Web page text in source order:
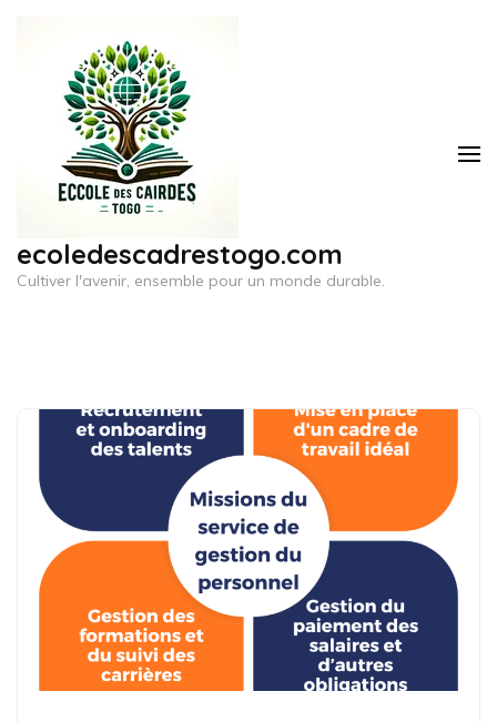
contenu
(Pressez
ecoledescadrestogo.com
Cultiver l'avenir, ensemble pour un monde durable.